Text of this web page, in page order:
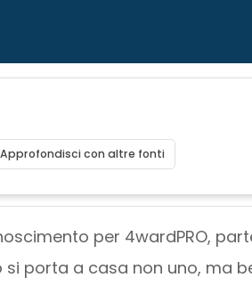
Approfondisci con altre fonti
per 4wardPRO,
si porta a casa non uno, ma